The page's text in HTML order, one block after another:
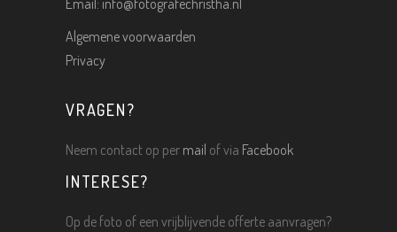
Email: info@fotografechristha.nl
Algemene voorwaarden
Privacy
VRAGEN?
Neem contact op per mail of via Facebook
INTERESE?
Op de foto of een vrijblijvende offerte aanvragen?